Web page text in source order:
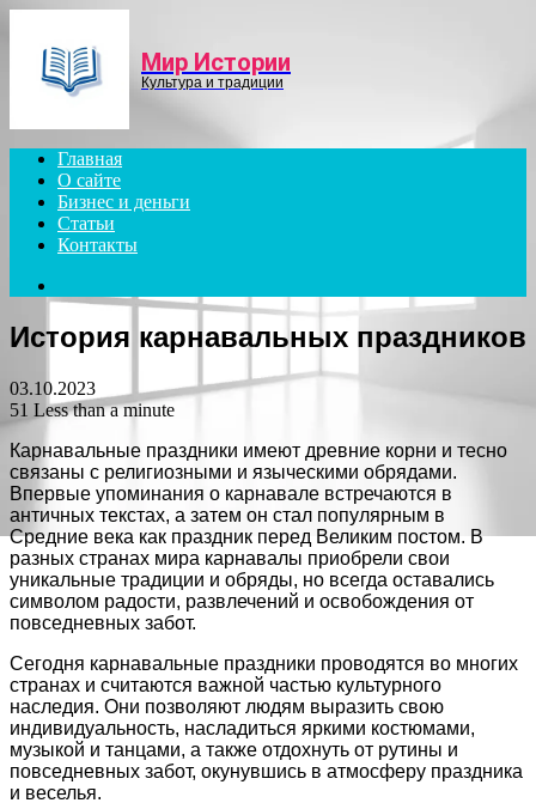
Мир Истории
Культура и традиции
Главная
О сайте
Бизнес и деньги
Статьи
Контакты
for
История карнавальных праздников
03.10.2023
51 Less than a minute
Карнавальные праздники имеют древние корни и тесно
связаны с религиозными и языческими обрядами.
Впервые упоминания о карнавале встречаются в
античных текстах, а затем он стал популярным в
Средние века как праздник перед Великим постом. В
разных странах мира карнавалы приобрели свои
уникальные традиции и обряды, но всегда оставались
символом радости, развлечений и освобождения от
повседневных забот.
Сегодня карнавальные праздники проводятся во многих
странах и считаются важной частью культурного
наследия. Они позволяют людям выразить свою
индивидуальность, насладиться яркими костюмами,
музыкой и танцами, а также отдохнуть от рутины и
повседневных забот, окунувшись в атмосферу праздника
и веселья.